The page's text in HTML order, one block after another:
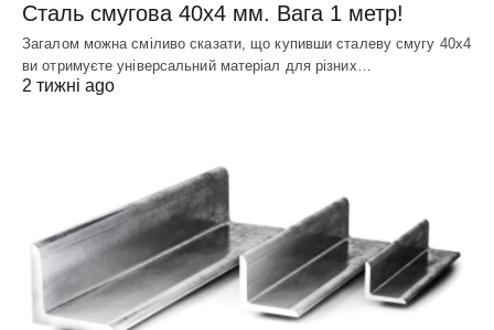
Сталь смугова 40х4 мм. Вага 1 метр!
Загалом можна сміливо сказати, що купивши сталеву смугу 40х4
ви отримуєте універсальний матеріал для різних…
2 тижні ago